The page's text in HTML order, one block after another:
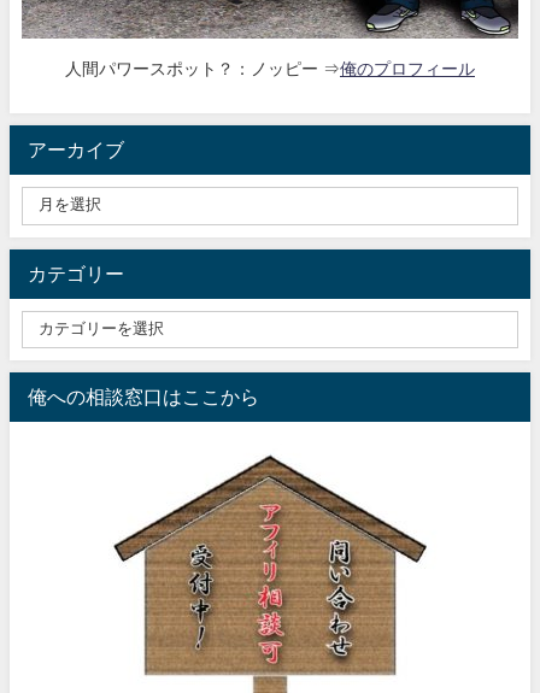
人間パワースポット？：ノッピー ⇒俺のプロフィール
アーカイブ
カテゴリー
俺への相談窓口はここから